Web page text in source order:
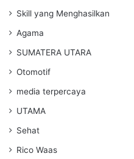
Skill yang Menghasilkan
Agama
SUMATERA UTARA
Otomotif
media terpercaya
UTAMA
Sehat
Rico Waas